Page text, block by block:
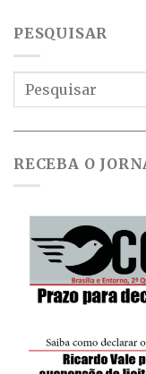
PESQUISAR
RECEBA O